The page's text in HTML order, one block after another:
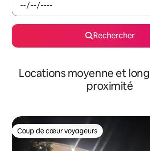
Rechercher
Locations moyenne et
proximité
Coup de cœur voyageurs
Coup de cœur voyageurs